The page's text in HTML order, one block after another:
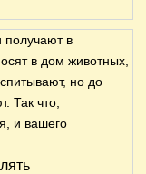
получают в
в дом животных,
но до
Так что,
и вашего